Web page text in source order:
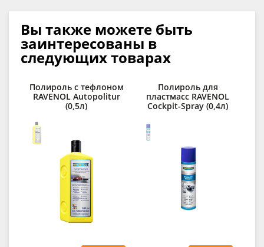
Вы также можете быть
заинтересованы в
следующих товарах
Полироль с тефлоном
RAVENOL Autopolitur
(0,5л)
Полироль для
пластмасс RAVENOL
Cockpit-Spray (0,4л)